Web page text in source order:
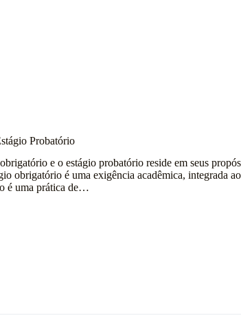
Probatório
e o estágio probatório reside em seus
obrigatório é uma exigência acadêmica, integrada
é uma prática de…